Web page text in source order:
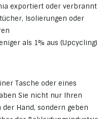
exportiert oder verbrannt
Isolierungen oder
als 1% aus (Upcycling)
Tasche oder eines
Sie nicht nur Ihren
Hand, sondern geben